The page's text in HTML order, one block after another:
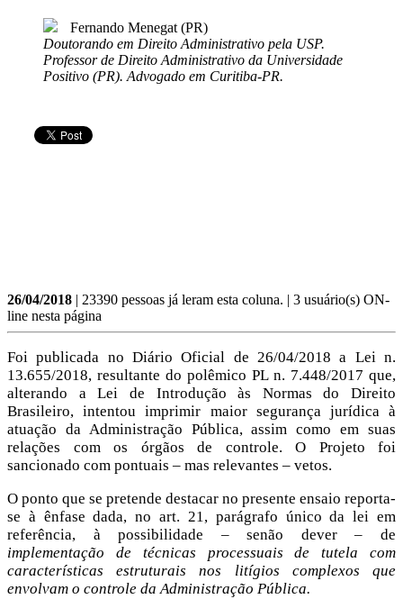
Fernando Menegat (PR)
Doutorando em Direito Administrativo pela USP.
Professor de Direito Administrativo da Universidade
Positivo (PR). Advogado em Curitiba-PR.
26/04/2018 | 23390 pessoas já leram esta coluna. | 3 usuário(s) ON-
line nesta página
Foi publicada no Diário Oficial de 26/04/2018 a Lei n.
13.655/2018, resultante do polêmico PL n. 7.448/2017 que,
alterando a Lei de Introdução às Normas do Direito
Brasileiro, intentou imprimir maior segurança jurídica à
atuação da Administração Pública, assim como em suas
relações com os órgãos de controle. O Projeto foi
sancionado com pontuais – mas relevantes – vetos.
O ponto que se pretende destacar no presente ensaio reporta-
se à ênfase dada, no art. 21, parágrafo único da lei em
referência, à possibilidade – senão dever – de
implementação de técnicas processuais de tutela com
características estruturais nos litígios complexos que
envolvam o controle da Administração Pública.